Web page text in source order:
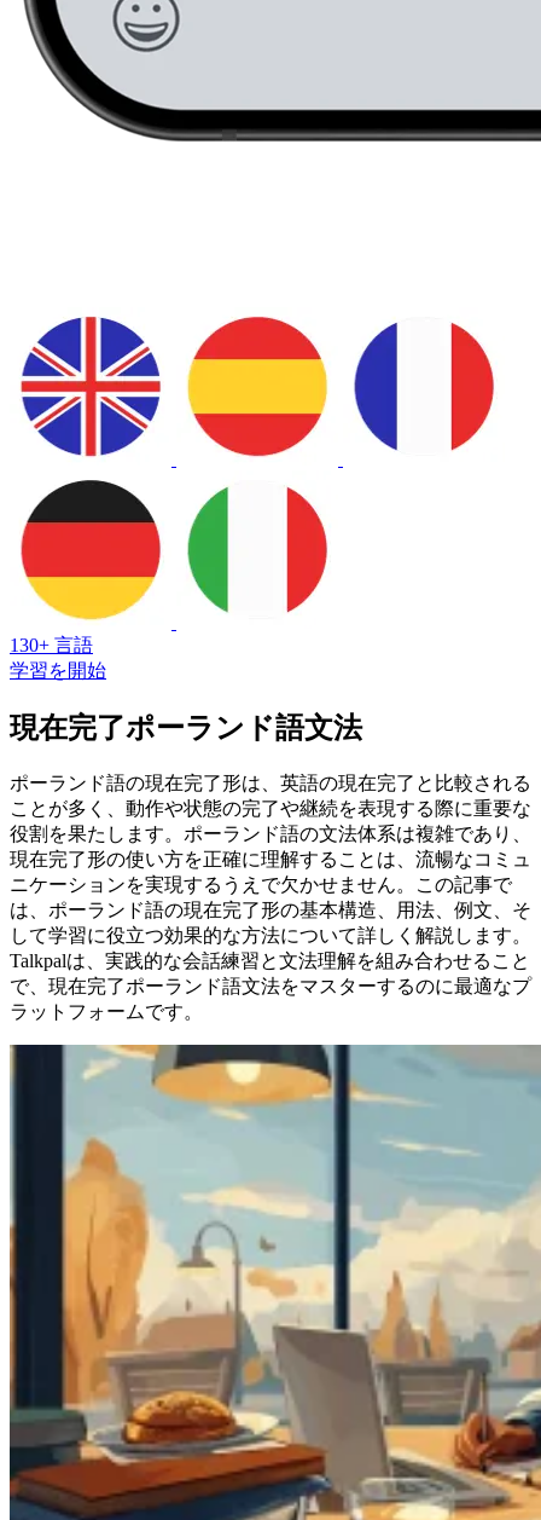
130+ 言語
学習を開始
現在完了ポーランド語文法
ポーランド語の現在完了形は、英語の現在完了と比較される
ことが多く、動作や状態の完了や継続を表現する際に重要な
役割を果たします。ポーランド語の文法体系は複雑であり、
現在完了形の使い方を正確に理解することは、流暢なコミュ
ニケーションを実現するうえで欠かせません。この記事で
は、ポーランド語の現在完了形の基本構造、用法、例文、そ
して学習に役立つ効果的な方法について詳しく解説します。
Talkpalは、実践的な会話練習と文法理解を組み合わせること
で、現在完了ポーランド語文法をマスターするのに最適なプ
ラットフォームです。